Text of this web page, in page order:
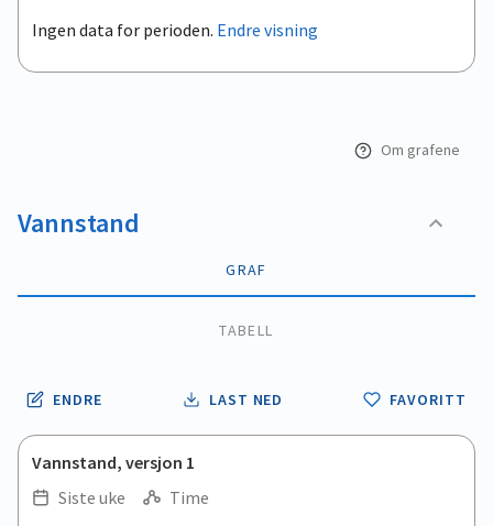
.
View as data table, .
Ingen data for perioden. Endre visning
Om grafene
Vannstand
GRAF
TABELL
ENDRE LAST NED FAVORITT
Vannstand, versjon 1
Siste uke
Time